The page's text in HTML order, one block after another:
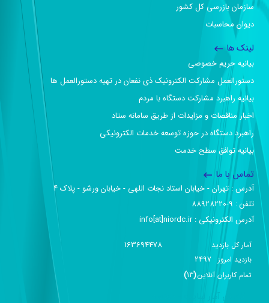
سازمان بازرسی کل کشور
دیوان محاسبات
لینک ها
بیانیه حریم خصوصی
دستورالعمل مشارکت الکترونیک ذی نفعان در تهیه دستورالعمل ها
بیانیه راهبرد مشارکت دستگاه با مردم
اخبار مناقصات و مزایدات از طریق سامانه ستاد
راهبرد دستگاه در حوزه توسعه خدمات الکترونیکی
بیانیه توافق سطح خدمت
تماس با ما
آدرس :‌ تهران - خیابان استاد نجات اللهی - خیابان ورشو - پلاک ۴
تلفن :‌ 9-88928220
آدرس الکترونیکی :‌ info[at]niordc.ir
آمار کل بازدید 163694478
بازديد امروز 2497
تمام کاربران آنلاين(
13
)
گزارش آمار سایت - خلاصه